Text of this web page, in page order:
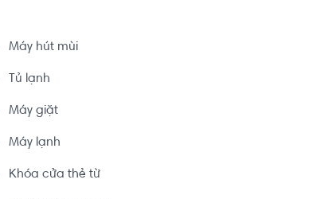
Máy hút mùi
Tủ lạnh
Máy giặt
Máy lạnh
Khóa cửa thẻ từ